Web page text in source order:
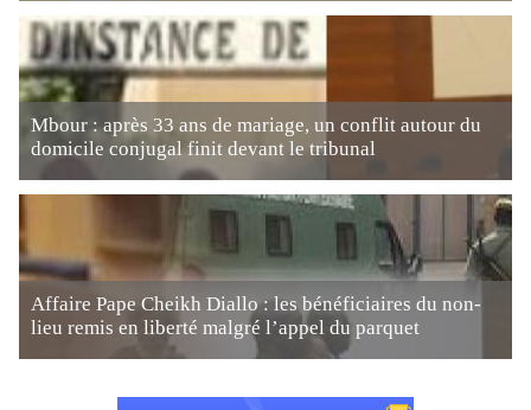
Mbour : après 33 ans de mariage, un conflit autour du
domicile conjugal finit devant le tribunal
Affaire Pape Cheikh Diallo : les bénéficiaires du non-
lieu remis en liberté malgré l’appel du parquet